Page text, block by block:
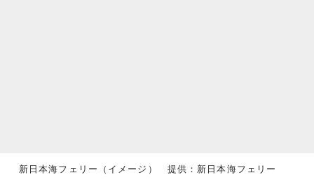
新日本海フェリー（イメージ） 提供：新日本海フェリー